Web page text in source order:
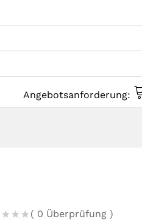
Angebotsanforderung:
( 0 Überprüfung)